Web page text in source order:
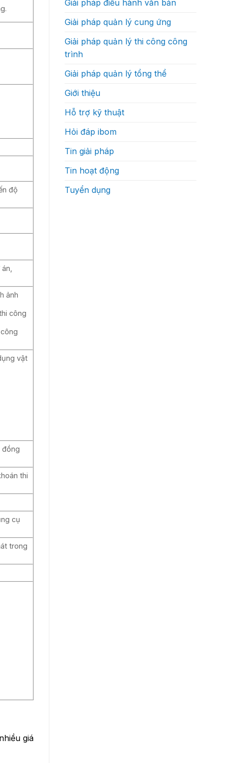
độ
ảnh
công
vật
đồng
thi
cụ
trong
giá
độ
ra
định?
thực
như
thế
Giải pháp điều hành văn bản
Giải pháp quản lý cung ứng
Giải pháp quản lý thi công công
trình
Giải pháp quản lý tổng thể
Giới thiệu
Hỗ trợ kỹ thuật
Hỏi đáp ibom
Tin giải pháp
Tin hoạt động
Tuyển dụng